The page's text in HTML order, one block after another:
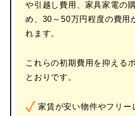
や引越し費用、家具家電の
め、30～50万円程度の費用
れます。
これらの初期費用を抑える
とおりです。
家賃が安い物件やフリー